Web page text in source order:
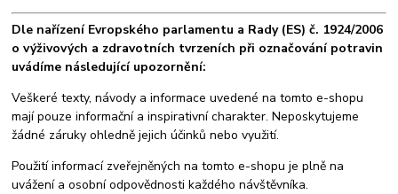
Dle nařízení Evropského parlamentu a Rady (ES) č. 1924/2006
o výživových a zdravotních tvrzeních při označování potravin
uvádíme následující upozornění:
Veškeré texty, návody a informace uvedené na tomto e-shopu
mají pouze informační a inspirativní charakter. Neposkytujeme
žádné záruky ohledně jejich účinků nebo využití.
Použití informací zveřejněných na tomto e-shopu je plně na
uvážení a osobní odpovědnosti každého návštěvníka.